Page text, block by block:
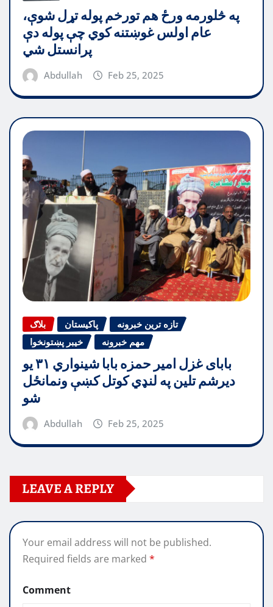
په څلورمه ورځ هم تورخم پوله تړل شوې،
عام اولس غوښتنه کوي چې پوله دې
پرانستل شي
Abdullah Feb 25, 2025
بلاګ پاکیستان
تازه ترین خبرونه
خیبر پښتونخوا
مهم خبرونه
بابای غزل امیر حمزه بابا شینواري ۳۱ یو
دیرشم تلین په لنډي کوتل کښې ونمانځل
شو
Abdullah Feb 25, 2025
LEAVE A REPLY
Your email address will not be published.
Required fields are marked *
Comment